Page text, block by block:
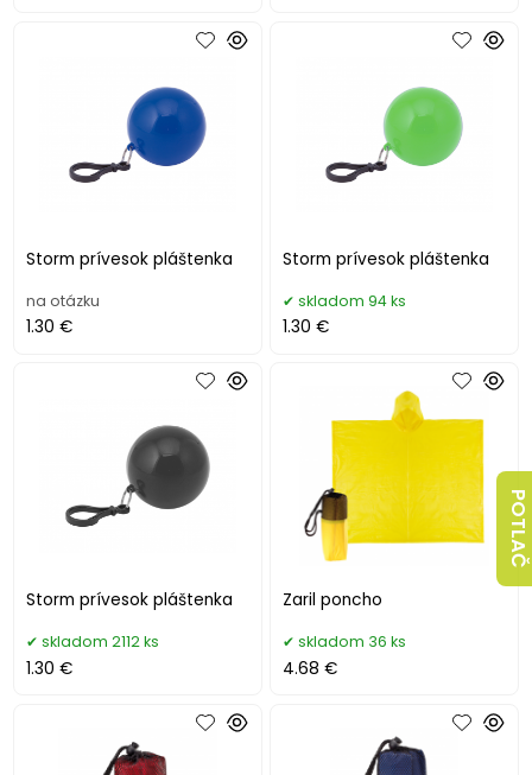
Storm prívesok pláštenka
na otázku
1.30 €
Storm prívesok pláštenka
skladom 94 ks
1.30 €
Storm prívesok pláštenka
skladom 2112 ks
1.30 €
Zaril poncho
skladom 36 ks
4.68 €
POTLAČ